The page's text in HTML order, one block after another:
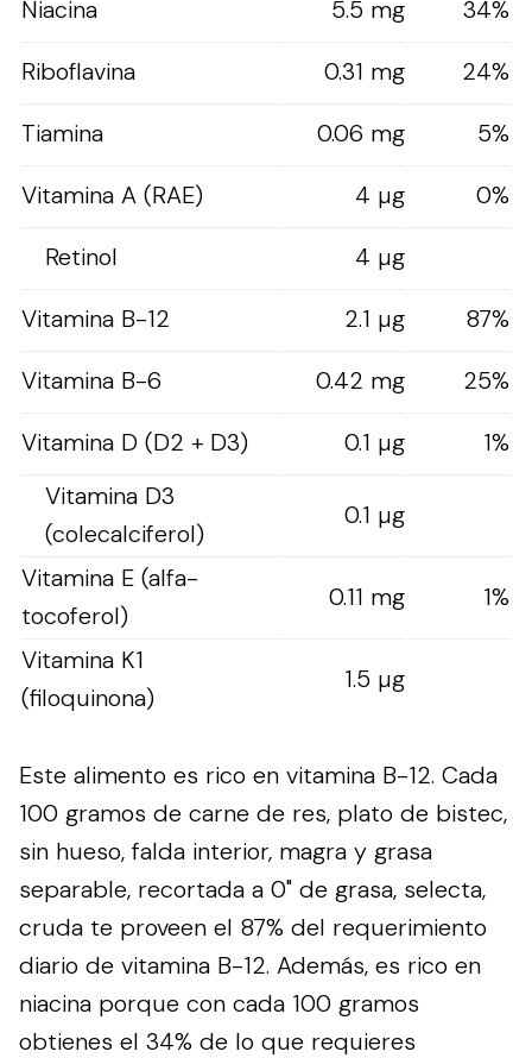
Niacina
5.5 mg
34%
Riboflavina
0.31 mg
24%
Tiamina
0.06 mg
5%
Vitamina A (RAE)
4 µg
0%
Retinol
4 µg
Vitamina B-12
2.1 µg
87%
Vitamina B-6
0.42 mg
25%
Vitamina D (D2 + D3)
0.1 µg
1%
Vitamina D3
(colecalciferol)
0.1 µg
Vitamina E (alfa-
tocoferol)
0.11 mg 1%
Vitamina K1
(filoquinona)
1.5 µg
Este alimento es rico en vitamina B-12. Cada
100 gramos de carne de res, plato de bistec,
sin hueso, falda interior, magra y grasa
separable, recortada a 0" de grasa, selecta,
cruda te proveen el 87% del requerimiento
diario de vitamina B-12. Además, es rico en
niacina porque con cada 100 gramos
obtienes el 34% de lo que requieres